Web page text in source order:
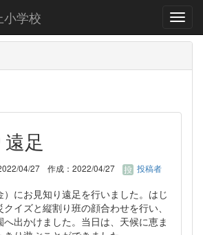
小学校
足
04/27 作成：2022/04/27
投稿者
にお見知り遠足を行いました。はじ
イズと縦割り班の顔合わせを行い、
出かけました。当日は、天候に恵ま